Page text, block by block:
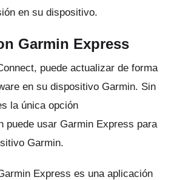
en su dispositivo.
Garmin Express
puede actualizar de forma
en su dispositivo Garmin. Sin
la única opción
puede usar Garmin Express para
Garmin.
Express es una aplicación